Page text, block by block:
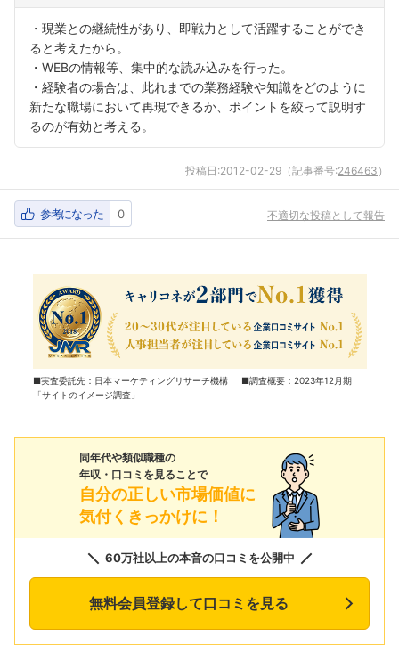
・現業との継続性があり、即戦力として活躍することができ
ると考えたから。
・WEBの情報等、集中的な読み込みを行った。
・経験者の場合は、此れまでの業務経験や知識をどのように
新たな職場において再現できるか、ポイントを絞って説明す
るのが有効と考える。
投稿日:2012-02-29 （記事番号:246463 ）
参考になった 0 不適切な投稿として報告
■実査委託先：日本マーケティングリサーチ機構 ■調査概要：2023年12月期
「サイトのイメージ調査」
同年代や類似職種の
年収・口コミを見ることで
自分の正しい市場価値に
気付くきっかけに！
60万社以上の本音の口コミを公開中
無料会員登録して口コミを見る